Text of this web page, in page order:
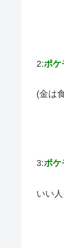
2:ポケ
(金は
3:ポケ
いい人